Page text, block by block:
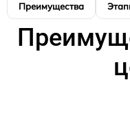
Преимущества